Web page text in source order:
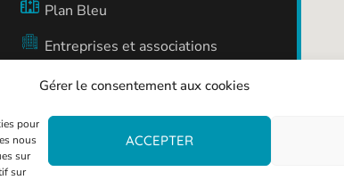
Gérer le consentement aux cookies
pour
nous
sur
sur
ACCEPTER
Plan Bleu
Entreprises et associations
09 77 42 57 57
Agence Vivest de Thionville